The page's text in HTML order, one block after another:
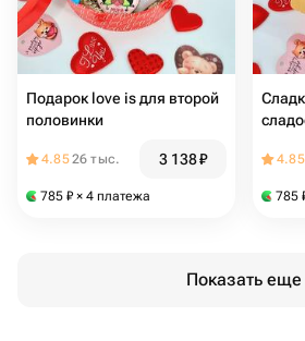
Подарок love is для второй
половинки
4.8526 тыс. 3 138₽
785 ₽ × 4 платежа
4.85
785
Показать еще